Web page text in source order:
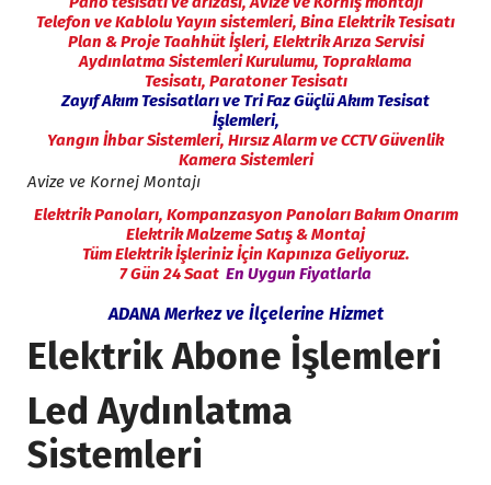
Telefon ve Kablolu Yayın sistemleri, Bina Elektrik Tesisatı
Plan & Proje Taahhüt İşleri, Elektrik Arıza Servisi
Aydınlatma Sistemleri Kurulumu, Topraklama
Tesisatı, Paratoner Tesisatı
Zayıf Akım Tesisatları ve Tri Faz Güçlü Akım Tesisat
İşlemleri,
Yangın İhbar Sistemleri, Hırsız Alarm veCCTV Güvenlik
Kamera Sistemleri
Avize ve Kornej Montajı
Elektrik Panoları, Kompanzasyon Panoları Bakım Onarım
Elektrik Malzeme Satış & Montaj
Tüm Elektrik İşleriniz İçin Kapınıza Geliyoruz.
7 Gün 24 Saat En Uygun Fiyatlarla
ADANA Merkez ve İlçelerine Hizmet
Elektrik Abone İşlemleri
Led Aydınlatma
Sistemleri